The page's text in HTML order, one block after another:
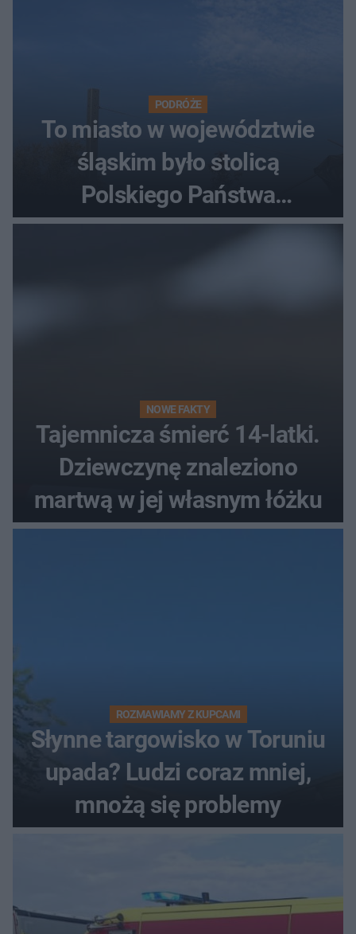
PODRÓŻE
To miasto w województwie
śląskim było stolicą
Polskiego Państwa
Podziemnego. Dziś zna je
każdy pielgrzym
NOWE FAKTY
Tajemnicza śmierć 14-latki.
Dziewczynę znaleziono
martwą w jej własnym łóżku
ROZMAWIAMY Z KUPCAMI
Słynne targowisko w Toruniu
upada? Ludzi coraz mniej,
mnożą się problemy